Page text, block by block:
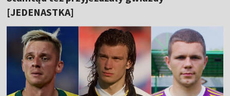
[JEDENASTKA]